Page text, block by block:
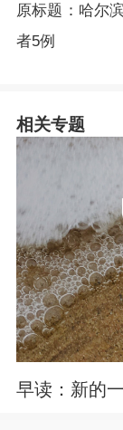
原标题：哈尔
者5例
相关专题
早读：新的